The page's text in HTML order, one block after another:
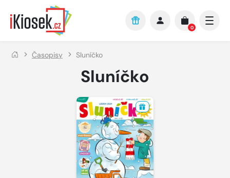
Přejít na hlavní obsah
0
Časopisy Sluníčko
Sluníčko